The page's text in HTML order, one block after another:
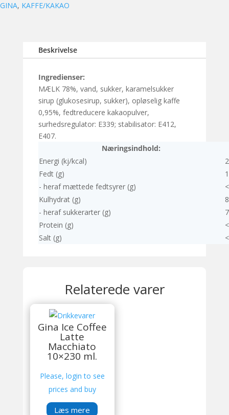
GINA, KAFFE/KAKAO
Beskrivelse
Ingredienser:
MÆLK 78%, vand, sukker, karamelsukker
sirup (glukosesirup, sukker), opløselig kaffe
0,95%, fedtreducere kakaopulver,
surhedsregulator: E339; stabilisator: E412,
E407.
Næringsindhold:
Energi (kj/kcal)
Fedt (g)
- heraf mættede fedtsyrer (g)
Kulhydrat (g)
- heraf sukkerarter (g)
Protein (g)
Salt (g)
Relaterede varer
Gina Ice Coffee
Latte
Macchiato
10×230 ml.
Please, login to see
prices and buy
Læs mere